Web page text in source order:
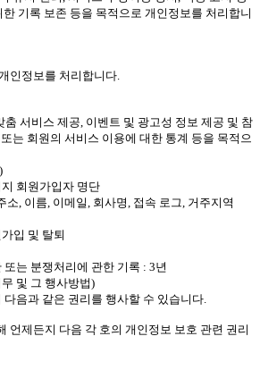
기록 보존 등을 목적으로 개인정보를 처리합니
인정보를 처리합니다.
서비스 제공, 이벤트 및 광고성 정보 제공 및 참
는 회원의 서비스 이용에 대한 통계 등을 목적으
회원가입자 명단
, 이름, 이메일, 회사명, 접속 로그, 거주지역
입 및 탈퇴
는 분쟁처리에 관한 기록 : 3년
및 그 행사방법)
음과 같은 권리를 행사할 수 있습니다.
언제든지 다음 각 호의 개인정보 보호 관련 권리